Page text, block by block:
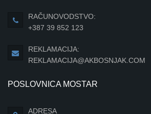
RAČUNOVODSTVO:
+387 39 852 123
REKLAMACIJA:
REKLAMACIJA@AKBOSNJAK.COM
POSLOVNICA MOSTAR
ADRESA